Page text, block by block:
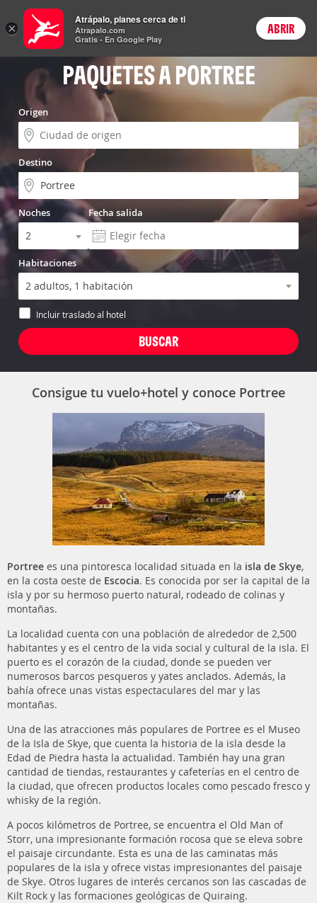
Vuelo+Hotel Login
PAQUETES A PORTREE
Origen
Destino
Noches Fecha salida
Habitaciones
Incluir traslado al hotel
Consigue tu vuelo+hotel y conoce Portree
Portree es una pintoresca localidad situada en la isla de Skye,
en la costa oeste de Escocia. Es conocida por ser la capital de la
isla y por su hermoso puerto natural, rodeado de colinas y
montañas.
La localidad cuenta con una población de alrededor de 2,500
habitantes y es el centro de la vida social y cultural de la isla. El
puerto es el corazón de la ciudad, donde se pueden ver
numerosos barcos pesqueros y yates anclados. Además, la
bahía ofrece unas vistas espectaculares del mar y las
montañas.
Una de las atracciones más populares de Portree es el Museo
de la Isla de Skye, que cuenta la historia de la isla desde la
Edad de Piedra hasta la actualidad. También hay una gran
cantidad de tiendas, restaurantes y cafeterías en el centro de
la ciudad, que ofrecen productos locales como pescado fresco y
whisky de la región.
A pocos kilómetros de Portree, se encuentra el Old Man of
Storr, una impresionante formación rocosa que se eleva sobre
el paisaje circundante. Esta es una de las caminatas más
populares de la isla y ofrece vistas impresionantes del paisaje
de Skye. Otros lugares de interés cercanos son las cascadas de
Kilt Rock y las formaciones geológicas de Quiraing.
×
Atrápalo, planes cerca de ti
Atrapalo.com
Gratis - En Google Play
ABRIR